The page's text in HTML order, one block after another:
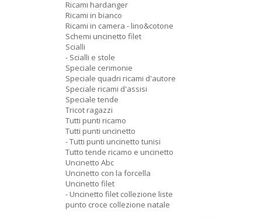
Ricami hardanger
Ricami in bianco
Ricami in camera - lino&cotone
Schemi uncinetto filet
Scialli
- Scialli e stole
Speciale cerimonie
Speciale quadri ricami d'autore
Speciale ricami d'assisi
Speciale tende
Tricot ragazzi
Tutti punti ricamo
Tutti punti uncinetto
- Tutti punti uncinetto tunisi
Tutto tende ricamo e uncinetto
Uncinetto Abc
Uncinetto con la forcella
Uncinetto filet
- Uncinetto filet collezione liste
punto croce collezione natale